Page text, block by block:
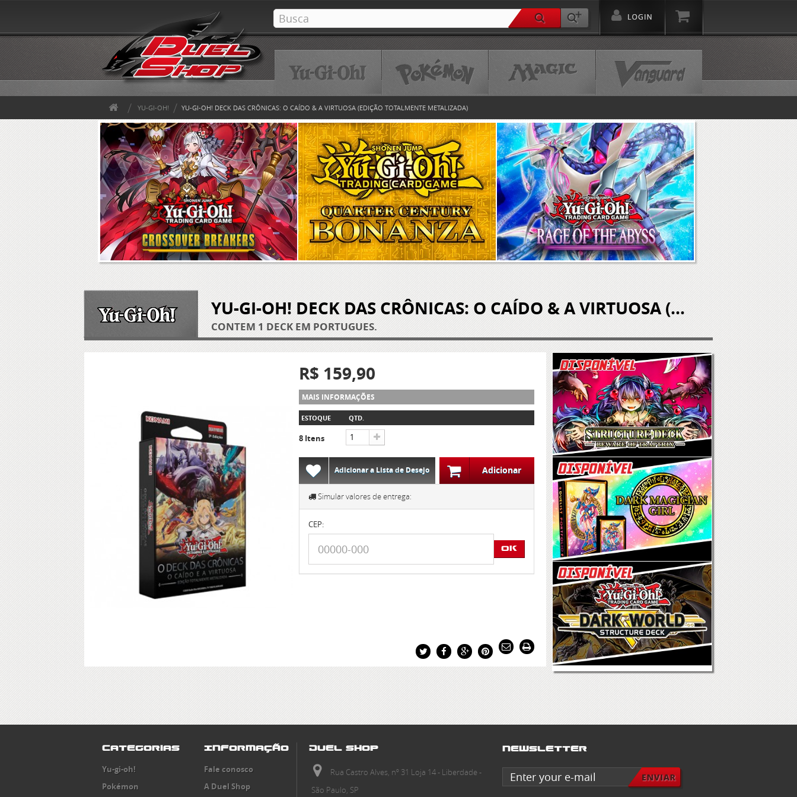
YU-GI-OH! YU-GI-OH! DECK DAS CRÔNICAS: O CAÍDO & A VIRTUOSA (EDIÇÃO TOTALMENTE METALIZADA)
YU-GI-OH! DECK DAS CRÔNICAS: O CAÍDO & A VIRTUOSA (EDIÇÃO TOTALMENTE METALIZADA)
CONTÉM 1 DECK EM PORTUGUÊS.
R$ 159,90
MAIS INFORMAÇÕES
ESTOQUE
8 Itens
QTD.
Adicionar a Lista de Desejo Adicionar
Simular valores de entrega:
CEP:
OK
Newsletter
Categorias
Yu-gi-oh!
Pokémon
Informação
Fale conosco
A Duel Shop
Duel Shop
Rua Castro Alves, nº 31 Loja 14 - Liberdade -
São Paulo, SP